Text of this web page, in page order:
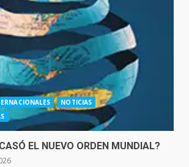
NOTICIAS
EL NUEVO ORDEN MUNDIAL?